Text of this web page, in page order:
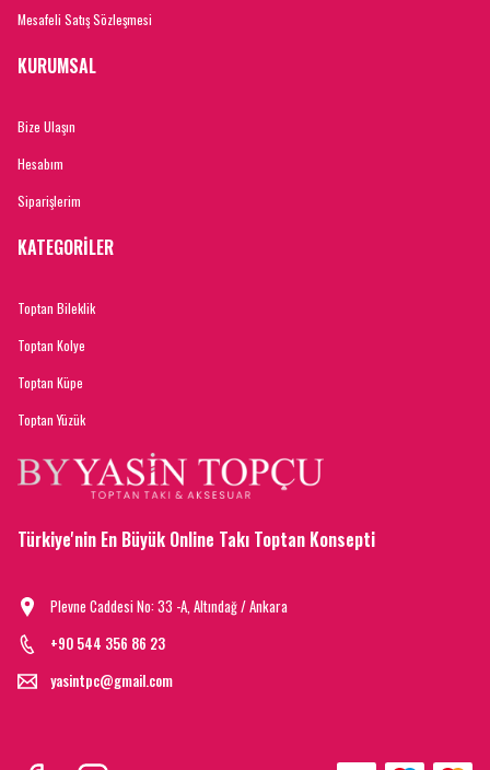
Mesafeli Satış Sözleşmesi
KURUMSAL
Bize Ulaşın
Hesabım
Siparişlerim
KATEGORİLER
Toptan Bileklik
Toptan Kolye
Toptan Küpe
Toptan Yüzük
Türkiye'nin En Büyük Online Takı Toptan Konsepti
Plevne Caddesi No: 33 -A, Altındağ / Ankara
+90 544 356 86 23
yasintpc@gmail.com